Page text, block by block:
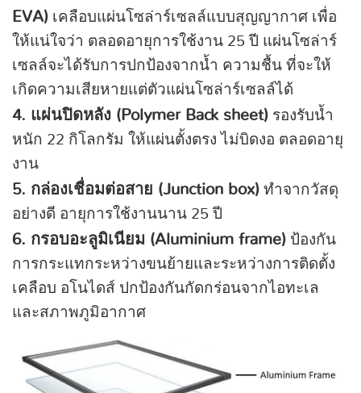
EVA) เคลือบแผ่นโซล่าร์เซลล์แบบสุญญากาศ เพื่อ
ให้แน่ใจว่า ตลอดอายุการใช้งาน 25 ปี แผ่นโซล่าร์
เซลล์จะได้รับการปกป้องจากน้ำ ความชื้น ที่จะให้
เกิดความเสียหายแต่ตัวแผ่นโซล่าร์เซลล์ได้
4. แผ่นปิดหลัง (Polymer Back sheet) รองรับน้ำ
หนัก 22 กิโลกรัม ให้แผ่นตั้งตรง ไม่บิดงอ ตลอดอายุ
งาน
5. กล่องเชื่อมต่อสาย (Junction box) ทำจากวัสดุ
อย่างดี อายุการใช้งานนาน 25 ปี
6. กรอบอะลูมิเนียม (Aluminium frame) ป้องกัน
การกระแทกระหว่างขนย้ายและระหว่างการติดตั้ง
เคลือบ อโนไดส์ ปกป้องกันกัดกร่อนจากไอทะเล
และสภาพภูมิอากาศ